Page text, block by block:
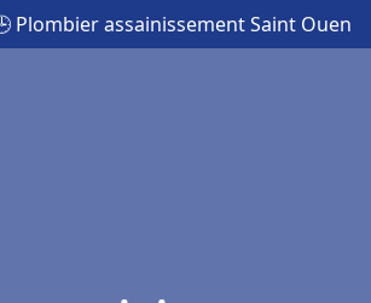
Plombier assainissement Saint Ouen